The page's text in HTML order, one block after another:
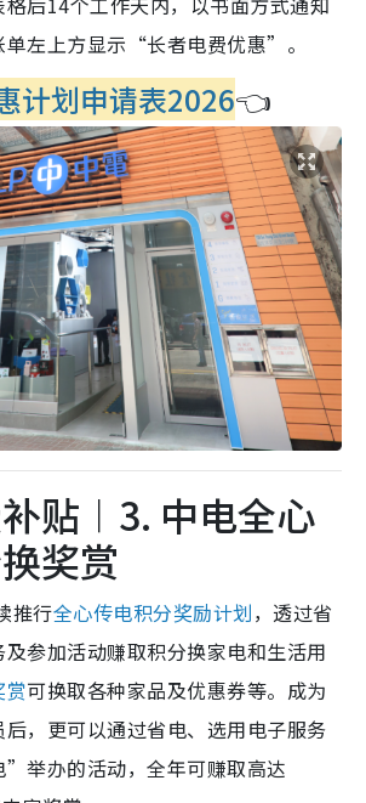
单左上方显示“长者电费优惠”。
计划申请表2026👈
贴︱3. 中电全心
奖赏
推行全心传电积分奖励计划，透过省
参加活动赚取积分换家电和生活用
赏可换取各种家品及优惠券等。成为
，更可以通过省电、选用电子服务
举办的活动，全年可赚取高达